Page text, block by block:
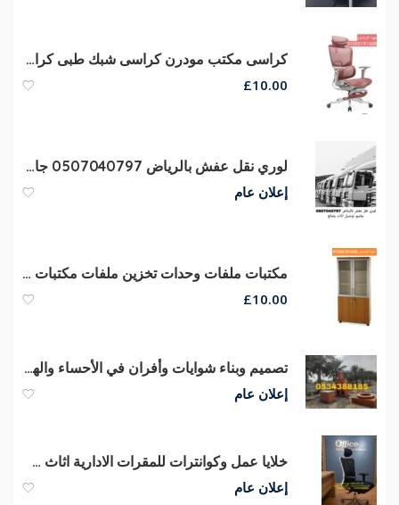
كراسى مكتب مودرن كراسى شبك طبى كراسى مدير عام جلد من مصانع مهنا
£10.00
لوري نقل عفش بالرياض 0507040797 جامبو توصيل اثاث بضائع
إعلان عام
مكتبات ملفات وحدات تخزين ملفات مكتبات دوسيهات
£10.00
تصميم وبناء شوايات وأفران في الأحساء والهفوف | تنفيذ احترافي 0534388185
إعلان عام
خلايا عمل وكوانترات للمقرات الادارية اثاث شركات كراسي مكاتب للشركات
إعلان عام